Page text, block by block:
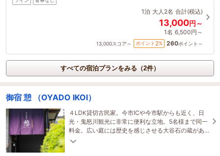
1泊 大人2名 合計(税込)
13,000円～
1名 6,500円～
13,000スコア～ ポイント 2% 260ポイント～
すべての宿泊プランをみる（2件）
御宿 憩 （OYADO IKOI）
４LDK貸切古民家。今市ICや今市駅からも近く、日
光・鬼怒川観光に非常に便利な立地。5名様まで同一
料金。広い庭には歴史を感じさせる大谷石の蔵があ
り、ゆっくりとした時間をお過ごしいただけます。